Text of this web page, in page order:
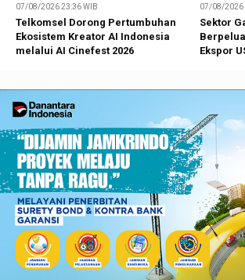
07/08/2026 23:36 WIB
Telkomsel Dorong Pertumbuhan
Ekosistem Kreator AI Indonesia
melalui AI Cinefest 2026
07/08/2026
Sektor
Ekspor